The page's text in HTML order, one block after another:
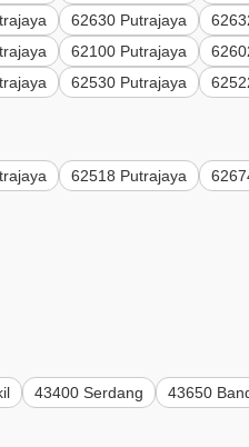
62630 Putrajaya
62100 Putrajaya
62530 Putrajaya
62518 Putrajaya
43400 Serdang 43650